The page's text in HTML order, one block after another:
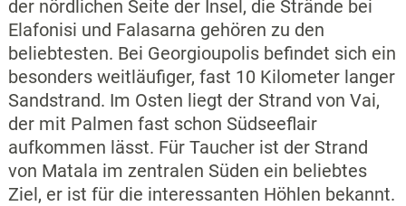
der nördlichen Seite der Insel, die Strände bei
Elafonisi und Falasarna gehören zu den
beliebtesten. Bei Georgioupolis befindet sich ein
besonders weitläufiger, fast 10 Kilometer langer
Sandstrand. Im Osten liegt der Strand von Vai,
der mit Palmen fast schon Südseeflair
aufkommen lässt. Für Taucher ist der Strand
von Matala im zentralen Süden ein beliebtes
Ziel, er ist für die interessanten Höhlen bekannt.